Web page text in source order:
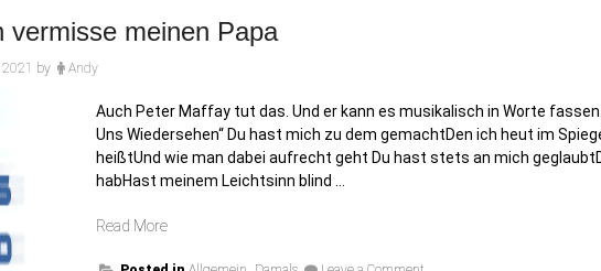
vermisse meinen Papa
by Andy
Auch Peter Maffay tut das. Und er kann es musikalisch in Worte
Uns Wiedersehen“ Du hast mich zu dem gemachtDen ich heut im
heißtUnd wie man dabei aufrecht geht Du hast stets an mich
habHast meinem Leichtsinn blind …
Read More„Nicht
on